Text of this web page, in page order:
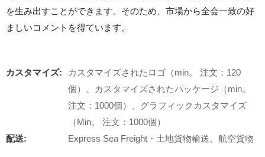
を生み出すことができます。そのため、市場から全会一致の好
ましいコメントを得ています。
カスタマイズ:
カスタマイズされたロゴ（min。 注文：120
個）、カスタマイズされたパッケージ（min。
注文：1000個）、グラフィックカスタマイズ
（Min。 注文：1000個）
配送:
Express Sea Freight・土地貨物輸送。航空貨物